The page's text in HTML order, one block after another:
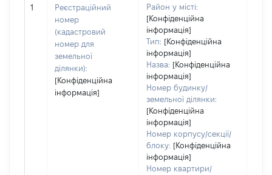
1
Реєстраційний
номер
(кадастровий
номер для
земельної
ділянки):
[Конфіденційна
інформація]
Район у місті:
[Конфіденційна
інформація]
Тип: [Конфіденційна
інформація]
Назва: [Конфіденційна
інформація]
Номер будинку/
земельної ділянки:
[Конфіденційна
інформація]
Номер корпусу/секції/
блоку: [Конфіденційна
інформація]
Номер квартири/